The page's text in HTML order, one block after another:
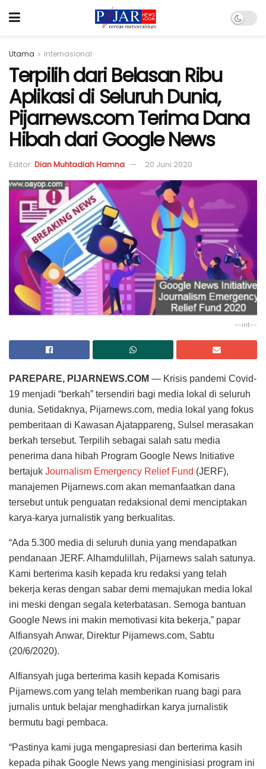
Utama Internasional
Terpilih dari Belasan Ribu
Aplikasi di Seluruh Dunia,
Pijarnews.com Terima Dana
Hibah dari Google News
Editor: Dian Muhtadiah Hamna 20 Juni 2020
--int--
PAREPARE, PIJARNEWS.COM — Krisis pandemi Covid-
19 menjadi “berkah” tersendiri bagi media lokal di seluruh
dunia. Setidaknya, Pijarnews.com, media lokal yang fokus
pemberitaan di Kawasan Ajatappareng, Sulsel merasakan
berkah tersebut. Terpilih sebagai salah satu media
penerima dana hibah Program Google News Initiative
bertajuk Journalism Emergency Relief Fund (JERF),
manajemen Pijarnews.com akan memanfaatkan dana
tersebut untuk penguatan redaksional demi menciptakan
karya-karya jurnalistik yang berkualitas.
“Ada 5.300 media di seluruh dunia yang mendapatkan
pendanaan JERF. Alhamdulillah, Pijarnews salah satunya.
Kami berterima kasih kepada kru redaksi yang telah
bekerja keras dengan sabar demi memajukan media lokal
ini meski dengan segala keterbatasan. Semoga bantuan
Google News ini makin memotivasi kita bekerja,” papar
Alfiansyah Anwar, Direktur Pijarnews.com, Sabtu
(20/6/2020).
Alfiansyah juga berterima kasih kepada Komisaris
Pijarnews.com yang telah memberikan ruang bagi para
jurnalis untuk belajar menghadirkan karya jurnalistik
bermutu bagi pembaca.
“Pastinya kami juga mengapresiasi dan berterima kasih
kepada pihak Google News yang menginisiasi program ini